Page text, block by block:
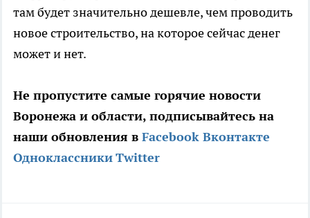
там будет значительно дешевле, чем проводить
новое строительство, на которое сейчас денег
может и нет.
Не пропустите самые горячие новости
Воронежа и области, подписывайтесь на
наши обновления в Facebook Вконтакте
ОдноклассникиTwitter